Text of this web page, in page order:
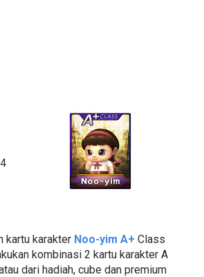
kartu karakter Noo-yim A+ Class
kombinasi 2 kartu karakter A
dari hadiah, cube dan premium